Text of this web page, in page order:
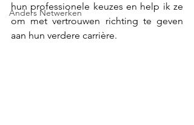
Anders Netwerken
hun professionele keuzes en help ik ze
om met vertrouwen richting te geven
aan hun verdere carrière.